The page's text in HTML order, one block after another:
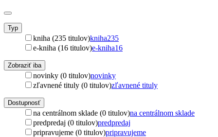
Typ
kniha (235 titulov)kniha235
e-kniha (16 titulov)e-kniha16
Zobraziť iba
novinky (0 titulov)novinky
zľavnené tituly (0 titulov)zľavnené tituly
Dostupnosť
na centrálnom sklade (0 titulov)na centrálnom sklade
predpredaj (0 titulov)predpredaj
pripravujeme (0 titulov)pripravujeme